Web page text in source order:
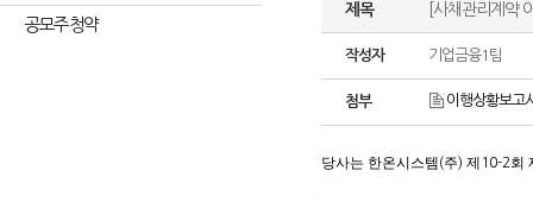
공모주 청약
제목 [사채관리계약
작성자 기업금융1팀
첨부 이행상황보
당사는 한온시스템(주) 제 10-2회